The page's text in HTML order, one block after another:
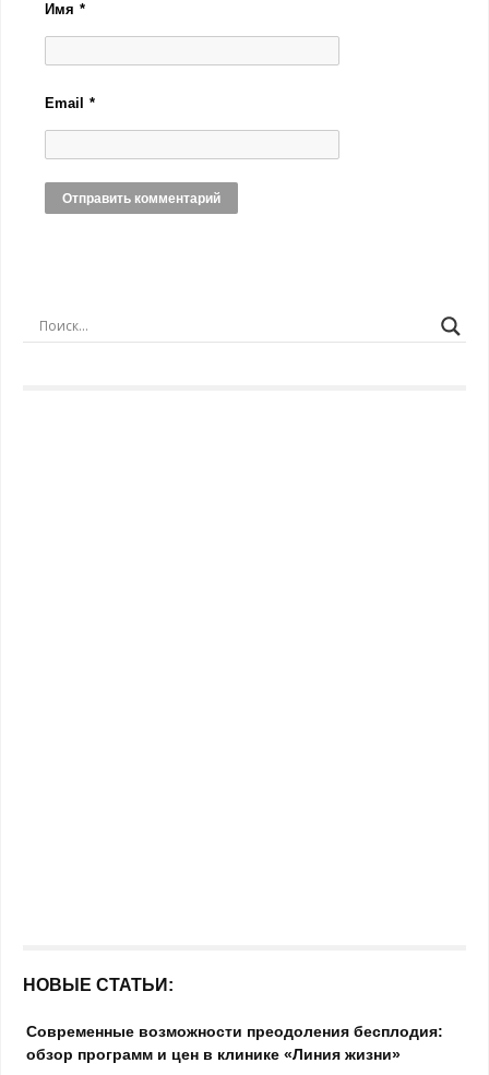
Имя*
Email*
НОВЫЕ СТАТЬИ:
Современные возможности преодоления бесплодия:
обзор программ и цен в клинике «Линия жизни»